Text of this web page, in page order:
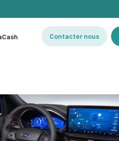
Contacter nous